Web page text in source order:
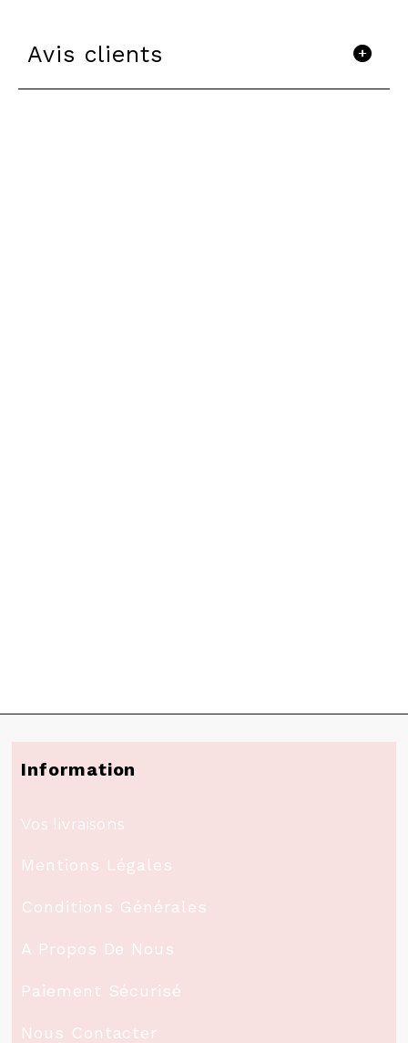
Avis clients
Information
Vos livraisons
Mentions Légales
Conditions Générales
A Propos De Nous
Paiement Sécurisé
Nous Contacter